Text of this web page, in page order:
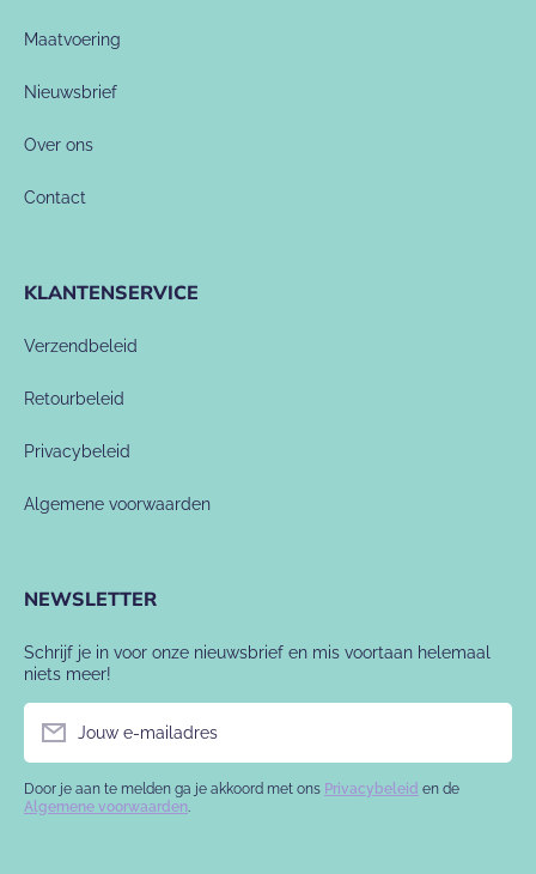
Maatvoering
Nieuwsbrief
Over ons
Contact
KLANTENSERVICE
Verzendbeleid
Retourbeleid
Privacybeleid
Algemene voorwaarden
NEWSLETTER
Schrijf je in voor onze nieuwsbrief en mis voortaan helemaal
niets meer!
Jouw e-mailadres
Door je aan te melden ga je akkoord met ons Privacybeleid en de
Algemene voorwaarden.